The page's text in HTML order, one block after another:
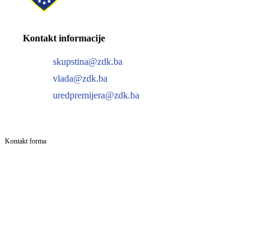
Kontakt informacije
skupstina@zdk.ba
vlada@zdk.ba
uredpremijera@zdk.ba
Kontakt forma